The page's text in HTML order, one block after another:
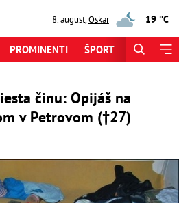
8. august,Oskar 19 °C
PROMINENTI ŠPORT
činu: Opijáš na
v Petrovom (†27)